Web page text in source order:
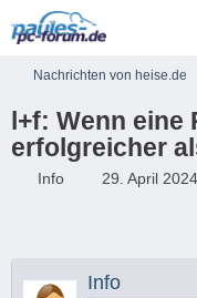
Nachrichten von heise.de
l+f: Wenn eine
erfolgreicher
Info 29. April
Info